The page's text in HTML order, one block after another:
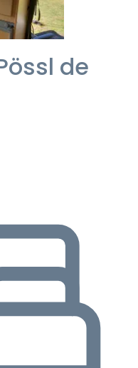
de